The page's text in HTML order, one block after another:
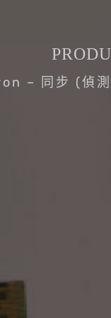
– 同步 (偵測